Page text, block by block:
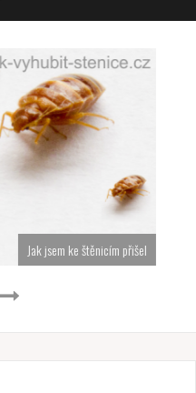
Jak jsem ke štěnicím přišel